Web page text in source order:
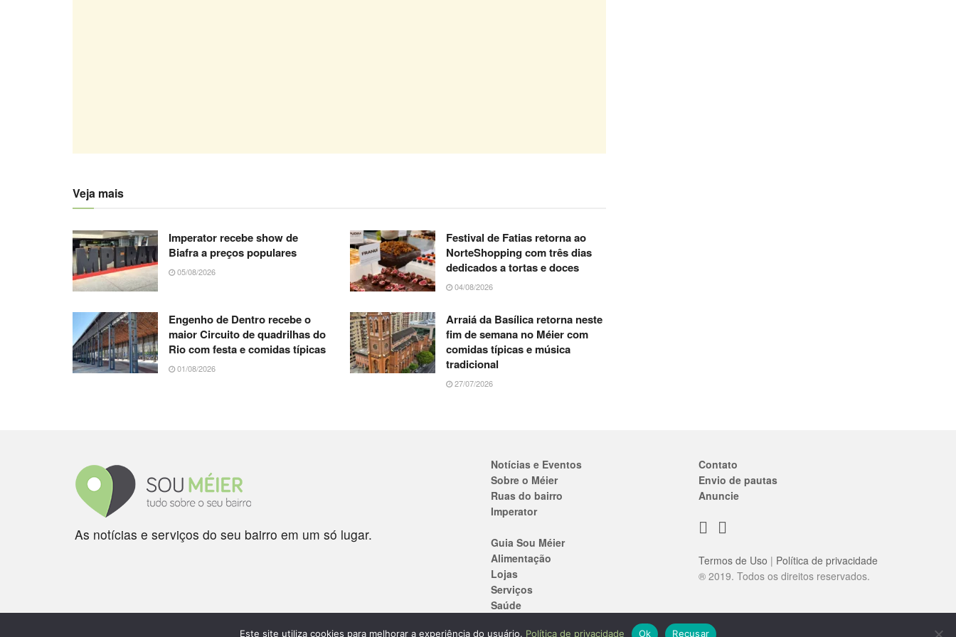
Veja mais
Imperator recebe show de
Biafra a preços populares
05/08/2026
Festival de Fatias retorna ao
NorteShopping com três dias
dedicados a tortas e doces
04/08/2026
Engenho de Dentro recebe o
maior Circuito de quadrilhas do
Rio com festa e comidas típicas
01/08/2026
Arraiá da Basílica retorna neste
fim de semana no Méier com
comidas típicas e música
tradicional
27/07/2026
As notícias e serviços do seu bairro em um só lugar.
Notícias e Eventos
Sobre o Méier
Ruas do bairro
Imperator
Guia Sou Méier
Alimentação
Lojas
Serviços
Saúde
Contato
Envio de pautas
Anuncie
Termos de Uso | Política de privacidade
® 2019. Todos os direitos reservados.
Este site utiliza cookies para melhorar a experiência do usuário. Política de privacidade Ok Recusar